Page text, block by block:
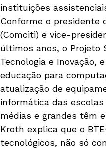
instituições
Conforme o presidente
(Comciti) e vice-
últimos anos, o Projeto
Tecnologia e Inovação,
educação para
atualização de
informática das
médias e grandes têm
Kroth explica que o
tecnológicos, não só